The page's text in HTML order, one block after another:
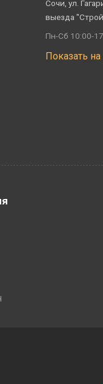
Сочи, ул.
выезда
Пн-Сб 10:00-
Показать на